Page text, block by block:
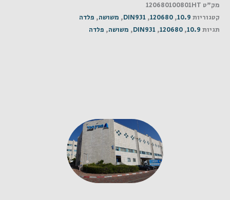
מק"ט 120680100801HT
קטגוריות 10.9
,
120680
,
DIN931
, משושה, פלדה
תגיות 10.9
,
120680
,
DIN931
, משושה, פלדה